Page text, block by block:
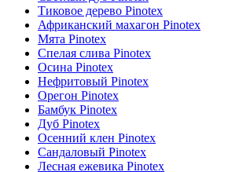
Тиковое дерево Pinotex
Африканский махагон Pinotex
Мята Pinotex
Спелая слива Pinotex
Осина Pinotex
Нефритовый Pinotex
Орегон Pinotex
Бамбук Pinotex
Дуб Pinotex
Осенний клен Pinotex
Сандаловый Pinotex
Лесная ежевика Pinotex